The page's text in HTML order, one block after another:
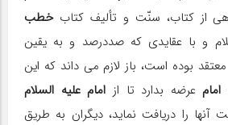
از کتاب، سنّت و تألیف کتابخطب
و با عقایدی که صددرصد و به یقین
بوده است، باز لازم می داند که این
امامعرضه بدارد تا از امام علیه السلام
را دریافت نماید، دیگران به طریق